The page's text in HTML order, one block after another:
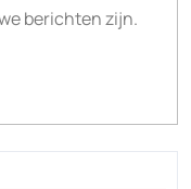
berichten zijn.